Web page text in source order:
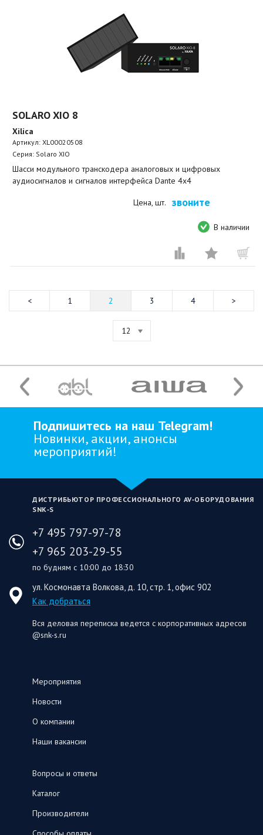
SOLARO XIO 8
Xilica
Артикул:XL00020508
Серия: Solaro XIO
Шасси модульного транскодера аналоговых и цифровых
аудиосигналов и сигналов интерфейса Dante 4х4
Цена, шт. звоните
В наличии
1 2 3 4
12
Подпишитесь на наш Telegram!
Новинки, акции, анонсы
мероприятий!
ДИСТРИБЬЮТОР ПРОФЕССИОНАЛЬНОГО AV‑ОБОРУДОВАНИЯ
SNK‑S
+7 495 797-97-78
+7 965 203-29-55
по будням с 10:00 до 18:30
ул. Космонавта Волкова, д. 10, стр. 1, офис 902
Как добраться
Вся деловая переписка ведется с корпоративных адресов
@snk-s.ru
Мероприятия
Новости
О компании
Наши вакансии
Вопросы и ответы
Каталог
Производители